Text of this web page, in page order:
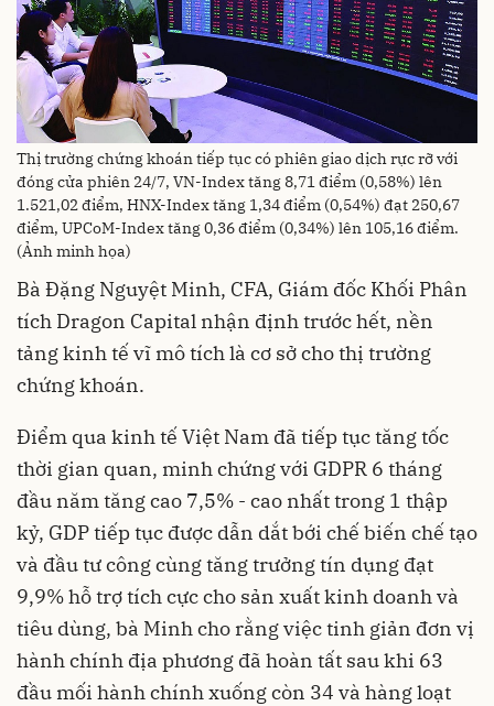
Thị trường chứng khoán tiếp tục có phiên giao dịch rực rỡ với
đóng cửa phiên 24/7, VN-Index tăng 8,71 điểm (0,58%) lên
1.521,02 điểm, HNX-Index tăng 1,34 điểm (0,54%) đạt 250,67
điểm, UPCoM-Index tăng 0,36 điểm (0,34%) lên 105,16 điểm.
(Ảnh minh họa)
Bà Đặng Nguyệt Minh, CFA, Giám đốc Khối Phân
tích Dragon Capital nhận định trước hết, nền
tảng kinh tế vĩ mô tích là cơ sở cho thị trường
chứng khoán.
Điểm qua kinh tế Việt Nam đã tiếp tục tăng tốc
thời gian quan, minh chứng với GDPR 6 tháng
đầu năm tăng cao 7,5% - cao nhất trong 1 thập
kỷ, GDP tiếp tục được dẫn dắt bới chế biến chế tạo
và đầu tư công cùng tăng trưởng tín dụng đạt
9,9% hỗ trợ tích cực cho sản xuất kinh doanh và
tiêu dùng, bà Minh cho rằng việc tinh giản đơn vị
hành chính địa phương đã hoàn tất sau khi 63
đầu mối hành chính xuống còn 34 và hàng loạt